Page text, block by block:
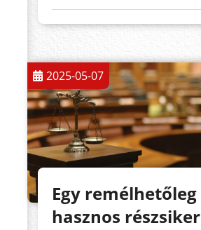
2025-05-07
Egy remélhetőleg
hasznos részsiker